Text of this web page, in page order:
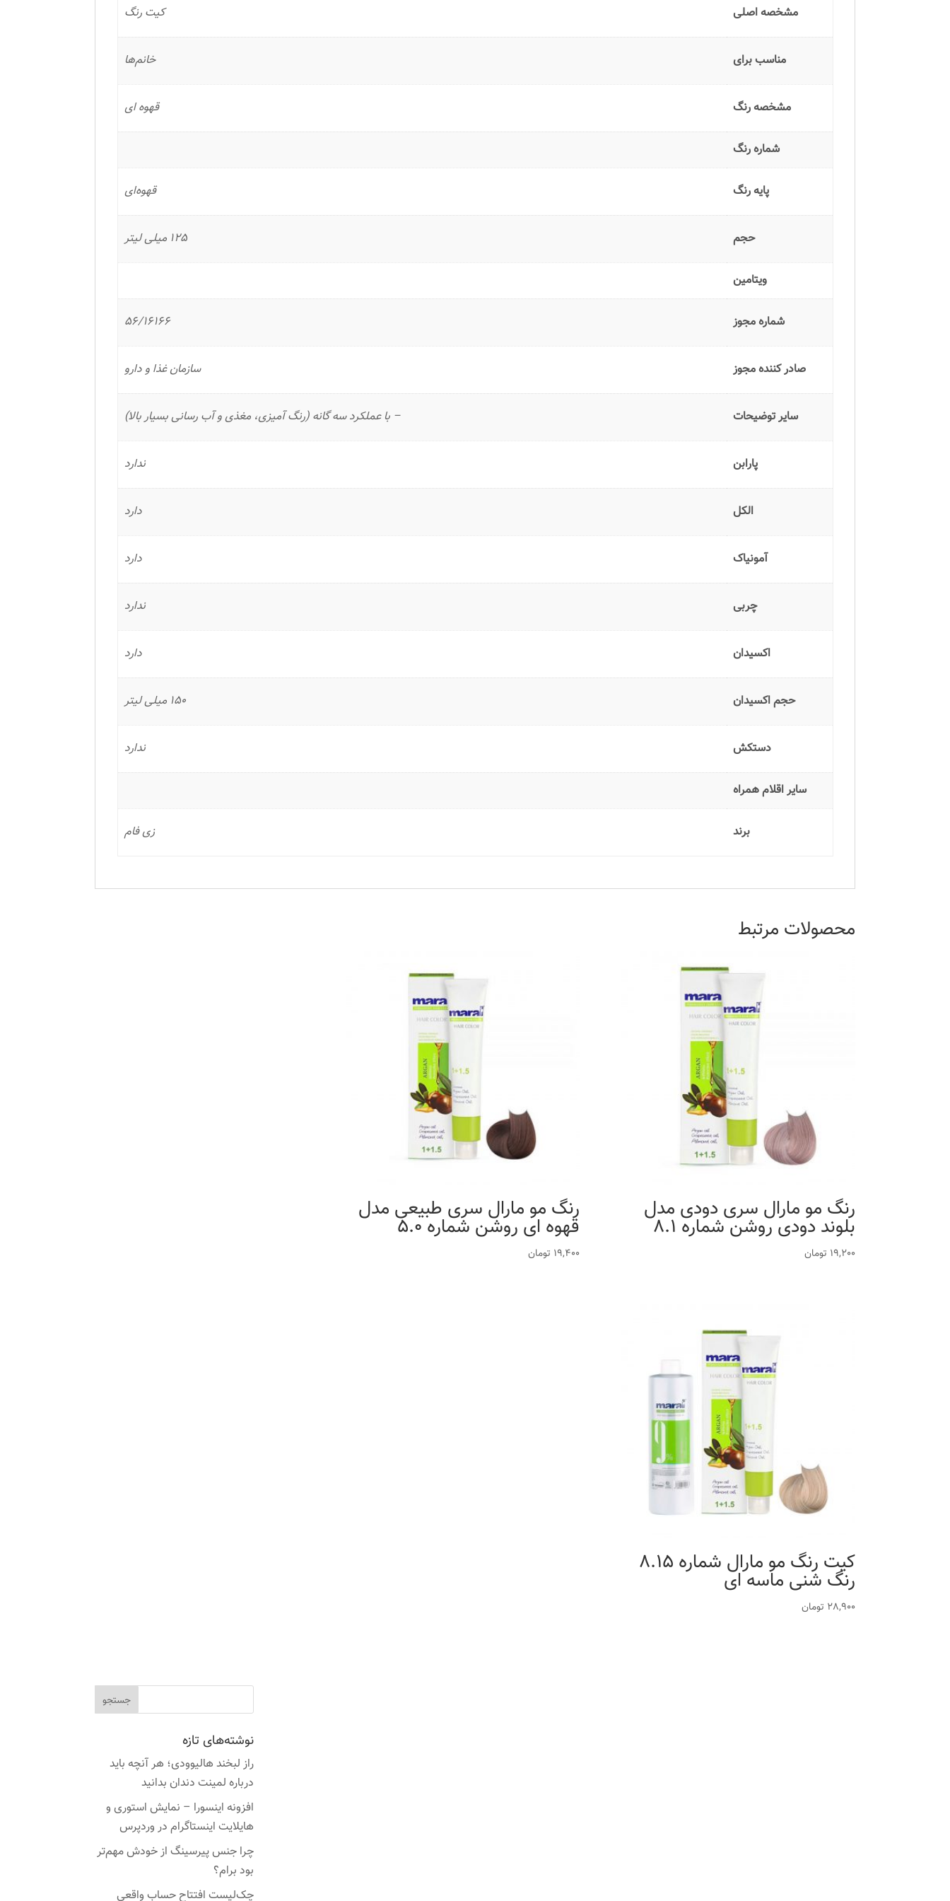
مشخصه اصلی کیت رنگ
مناسب برای خانم‌ها
مشخصه رنگ قهوه ای
شماره رنگ
پایه رنگ قهوه‌ای
حجم 125 میلی لیتر
ویتامین
شماره مجوز 56/16166
صادر کننده مجوز سازمان غذا و دارو
سایر توضیحات – با عملکرد سه گانه (رنگ آمیزی، مغذی و آب رسانی بسیار بالا)
پارابن ندارد
الکل دارد
آمونیاک دارد
چربی ندارد
اکسیدان دارد
حجم اکسیدان 150 میلی لیتر
دستکش ندارد
سایر اقلام همراه
برند زی فام
محصولات مرتبط
رنگ مو مارال سری دودی مدل
بلوند دودی روشن شماره 8.1
19,200 تومان
رنگ مو مارال سری طبیعی مدل
قهوه ای روشن شماره 5.0
19,400 تومان
کیت رنگ مو مارال شماره 8.15
رنگ شنی ماسه ای
28,900 تومان
نوشته‌های تازه
راز لبخند هالیوودی؛ هر آنچه باید
درباره لمینت دندان بدانید
افزونه اینسورا – نمایش استوری و
هایلایت اینستاگرام در وردپرس
چرا جنس پیرسینگ از خودش مهم‌تر
بود برام؟
چک‌لیست افتتاح حساب واقعی